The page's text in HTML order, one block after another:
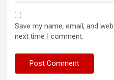
Save my name, email, and
next time I comment.